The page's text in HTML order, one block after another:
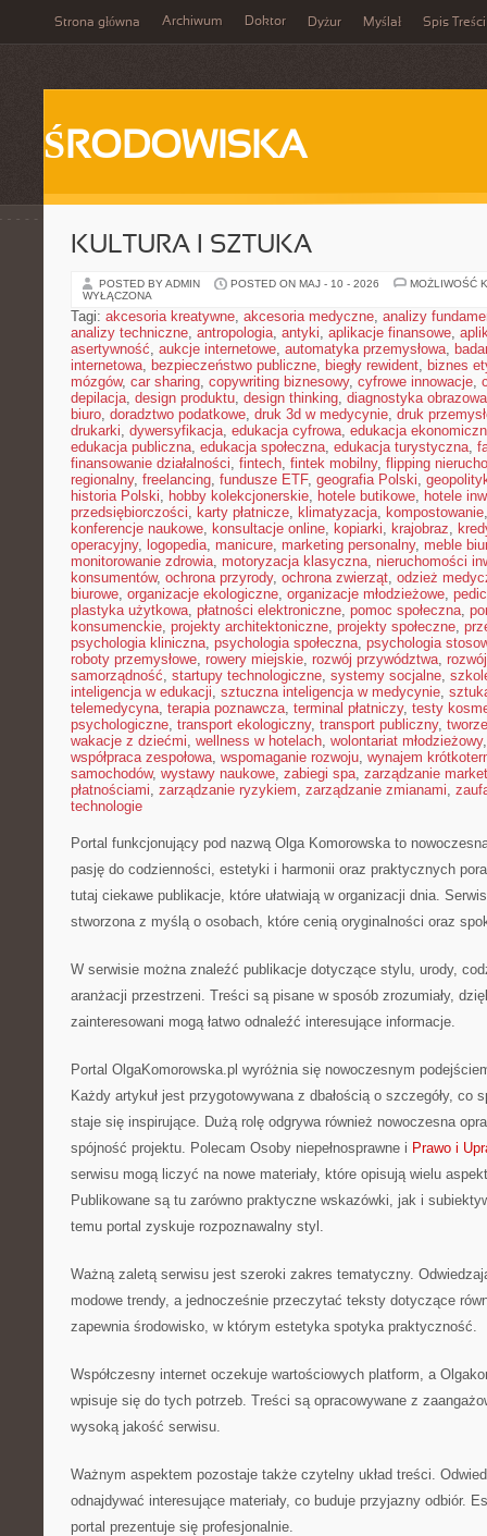
Strona główna Archiwum Doktor Dyżur Myślał Spis Treści
ŚRODOWISKA
KULTURA I SZTUKA
POSTED BY ADMIN POSTED ON MAJ - 10 - 2026
MOŻLIWOŚĆ
WYŁĄCZONA
Tagi: akcesoria kreatywne, akcesoria medyczne, analizy
analizy techniczne, antropologia, antyki, aplikacje finansowe,
asertywność, aukcje internetowe, automatyka przemysłowa,
internetowa, bezpieczeństwo publiczne, biegły rewident, biznes
mózgów, car sharing, copywriting biznesowy, cyfrowe innowacje,
depilacja, design produktu, design thinking, diagnostyka obrazowa
biuro, doradztwo podatkowe, druk 3d w medycynie, druk
drukarki, dywersyfikacja, edukacja cyfrowa, edukacja
edukacja publiczna, edukacja społeczna, edukacja turystyczna,
finansowanie działalności, fintech, fintek mobilny, flipping
regionalny, freelancing, fundusze ETF, geografia Polski,
historia Polski, hobby kolekcjonerskie, hotele butikowe, hotele
przedsiębiorczości, karty płatnicze, klimatyzacja, kompostowanie
konferencje naukowe, konsultacje online, kopiarki, krajobraz,
operacyjny, logopedia, manicure, marketing personalny, meble
monitorowanie zdrowia, motoryzacja klasyczna, nieruchomości
konsumentów, ochrona przyrody, ochrona zwierząt, odzież
biurowe, organizacje ekologiczne, organizacje młodzieżowe,
plastyka użytkowa, płatności elektroniczne, pomoc społeczna,
konsumenckie, projekty architektoniczne, projekty społeczne,
psychologia kliniczna, psychologia społeczna, psychologia
roboty przemysłowe, rowery miejskie, rozwój przywództwa,
samorządność, startupy technologiczne, systemy socjalne,
inteligencja w edukacji, sztuczna inteligencja w medycynie,
telemedycyna, terapia poznawcza, terminal płatniczy, testy
psychologiczne, transport ekologiczny, transport publiczny,
wakacje z dziećmi, wellness w hotelach, wolontariat młodzieżowy
współpraca zespołowa, wspomaganie rozwoju, wynajem
samochodów, wystawy naukowe, zabiegi spa, zarządzanie
płatnościami, zarządzanie ryzykiem, zarządzanie zmianami,
technologie
Portal funkcjonujący pod nazwą Olga Komorowska to
pasję do codzienności, estetyki i harmonii oraz praktycznych
tutaj ciekawe publikacje, które ułatwiają w organizacji dnia.
stworzona z myślą o osobach, które cenią oryginalności oraz
W serwisie można znaleźć publikacje dotyczące stylu, urody,
aranżacji przestrzeni. Treści są pisane w sposób zrozumiały,
zainteresowani mogą łatwo odnaleźć interesujące informacje.
Portal OlgaKomorowska.pl wyróżnia się nowoczesnym
Każdy artykuł jest przygotowywana z dbałością o szczegóły, co
staje się inspirujące. Dużą rolę odgrywa również nowoczesna
spójność projektu. Polecam Osoby niepełnosprawne i Prawo i
serwisu mogą liczyć na nowe materiały, które opisują wielu
Publikowane są tu zarówno praktyczne wskazówki, jak i
temu portal zyskuje rozpoznawalny styl.
Ważną zaletą serwisu jest szeroki zakres tematyczny.
modowe trendy, a jednocześnie przeczytać teksty dotyczące
zapewnia środowisko, w którym estetyka spotyka praktyczność.
Współczesny internet oczekuje wartościowych platform, a
wpisuje się do tych potrzeb. Treści są opracowywane z
wysoką jakość serwisu.
Ważnym aspektem pozostaje także czytelny układ treści.
odnajdywać interesujące materiały, co buduje przyjazny odbiór.
portal prezentuje się profesjonalnie.